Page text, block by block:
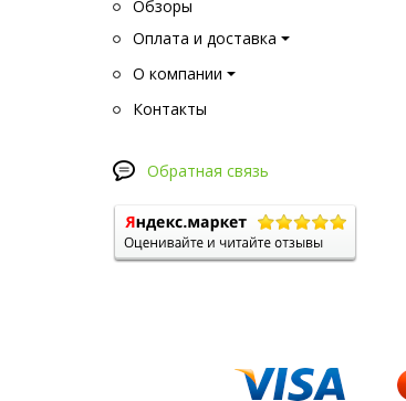
Обзоры
Оплата и доставка
О компании
Контакты
Обратная связь